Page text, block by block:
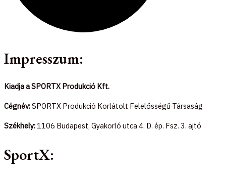
Impresszum:
Kiadja a SPORTX Produkció Kft.
Cégnév:SPORTX Produkció Korlátolt Felelősségű Társaság
Székhely:1106 Budapest, Gyakorló utca 4. D. ép. Fsz. 3. ajtó
SportX: